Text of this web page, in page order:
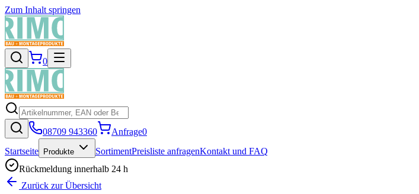
Zum Inhalt springen
0
08709 943360 Anfrage0
Startseite
Produkte SortimentPreisliste anfragenKontakt und FAQ
Rückmeldung innerhalb 24 h
Zurück zur Übersicht